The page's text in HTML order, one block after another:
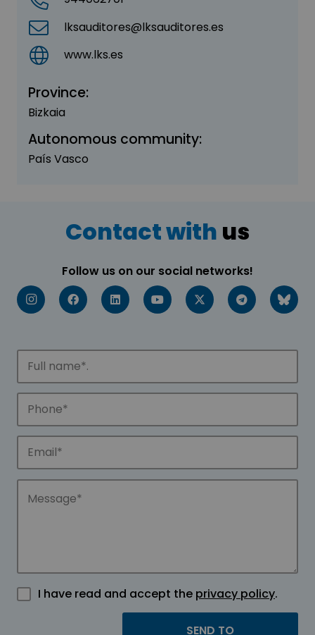
lksauditores@lksauditores.es
www.lks.es
Province:
Bizkaia
Autonomous community:
País Vasco
Contact with us
Follow us on our social networks!
I have read and accept the privacy policy.